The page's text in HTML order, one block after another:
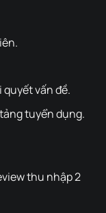
quyết vấn đề.
tuyển dụng.
thu nhập 2